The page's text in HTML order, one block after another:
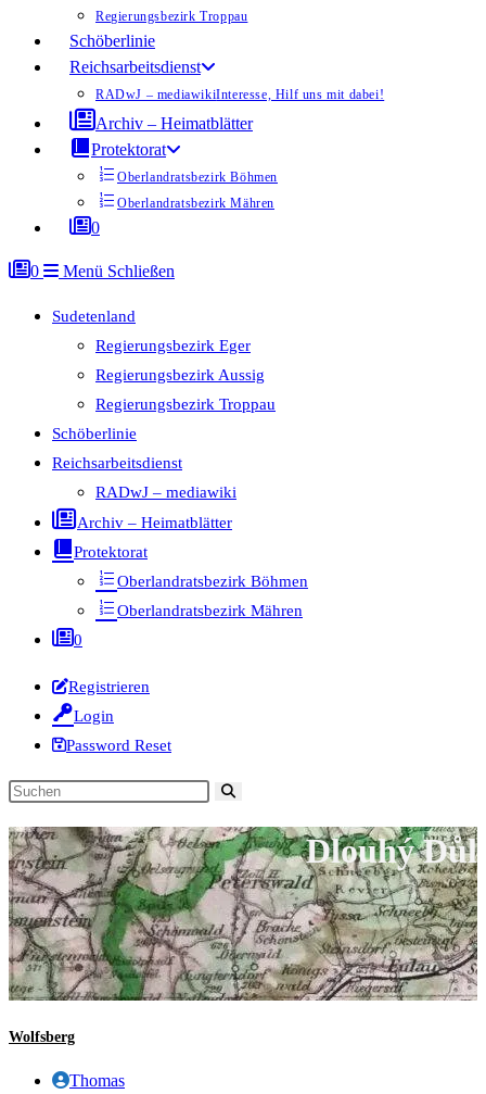
Regierungsbezirk Troppau
Schöberlinie
Reichsarbeitsdienst
RADwJ – mediawikiInteresse, Hilf uns mit dabei!
Archiv – Heimatblätter
Protektorat
Oberlandratsbezirk Böhmen
Oberlandratsbezirk Mähren
0
0 Menü Schließen
Sudetenland
Regierungsbezirk Eger
Regierungsbezirk Aussig
Regierungsbezirk Troppau
Schöberlinie
Reichsarbeitsdienst
RADwJ – mediawiki
Archiv – Heimatblätter
Protektorat
Oberlandratsbezirk Böhmen
Oberlandratsbezirk Mähren
0
Registrieren
Login
Password Reset
Diese
durchsuchen
Dlouhý Důl
Wolfsberg
Beitrags-
Thomas